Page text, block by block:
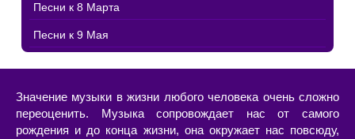
Песни к 8 Марта
Песни к 9 Мая
Значение музыки в жизни любого человека очень сложно
переоценить. Музыка сопровождает нас от самого
рождения и до конца жизни, она окружает нас повсюду,